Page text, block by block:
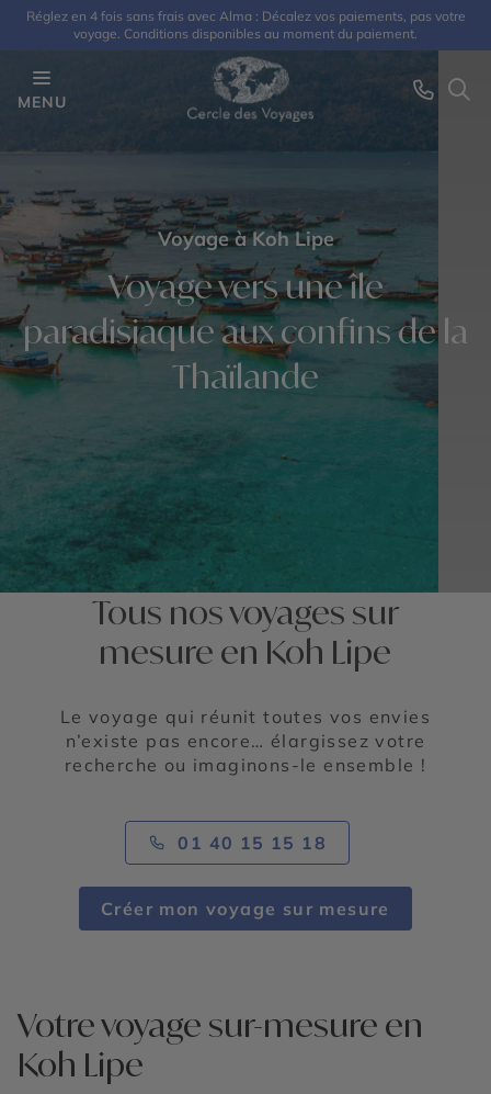
Réglez en 4 fois sans frais avec Alma : Décalez vos paiements, pas votre
voyage. Conditions disponibles au moment du paiement.
MENU
Voyage à Koh Lipe
Voyage vers une île
paradisiaque aux confins de la
Thaïlande
Tous nos voyages sur
mesure en Koh Lipe
Le voyage qui réunit toutes vos envies
n’existe pas encore… élargissez votre
recherche ou imaginons-le ensemble !
01 40 15 15 18
Créer mon voyage sur mesure
Votre voyage sur-mesure en
Koh Lipe